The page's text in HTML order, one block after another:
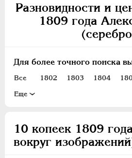
Разновидности и
1809 года
Для более точного поиска
Eще
Все 1802 1803 1804
1810
10 копеек 1809
вокруг
ПЕТР II 1727-1729
АННА ИОАННОВНА 1730-
ИОАНН АНТОНОВИЧ 1740-
ПЕТР III 1762-1762
ЕКАТЕРИНА II
1762-1796
ПАВЕЛ I
Серебро